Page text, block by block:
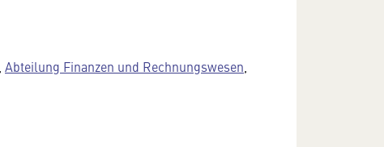
Abteilung Finanzen und Rechnungswesen